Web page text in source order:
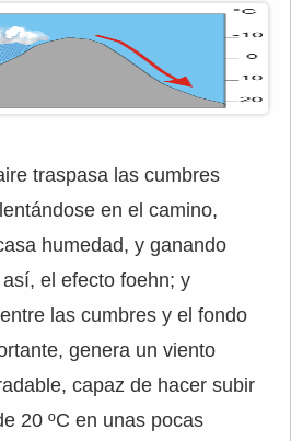
traspasa las cumbres
en el camino,
humedad, y ganando
el efecto foehn; y
las cumbres y el fondo
genera un viento
capaz de hacer subir
20 ºC en unas pocas